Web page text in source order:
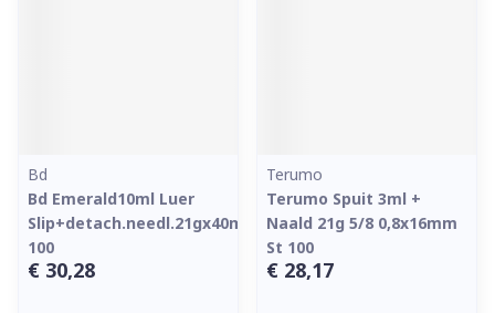
Bd
Bd Emerald10ml Luer
Slip+detach.needl.21gx40mm
100
€ 30,28
Terumo
Terumo Spuit 3ml +
Naald 21g 5/8 0,8x16mm
St 100
€ 28,17